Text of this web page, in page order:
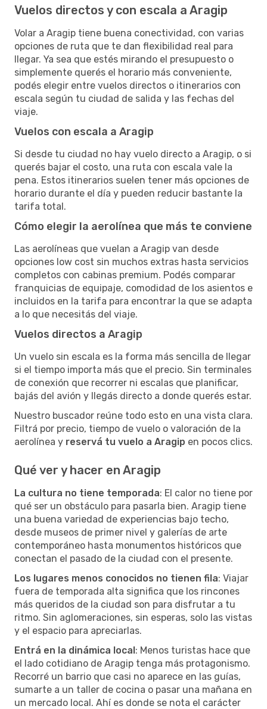
Vuelos directos y con escala a Aragip
Volar a Aragip tiene buena conectividad, con varias
opciones de ruta que te dan flexibilidad real para
llegar. Ya sea que estés mirando el presupuesto o
simplemente querés el horario más conveniente,
podés elegir entre vuelos directos o itinerarios con
escala según tu ciudad de salida y las fechas del
viaje.
Vuelos con escala a Aragip
Si desde tu ciudad no hay vuelo directo a Aragip, o si
querés bajar el costo, una ruta con escala vale la
pena. Estos itinerarios suelen tener más opciones de
horario durante el día y pueden reducir bastante la
tarifa total.
Cómo elegir la aerolínea que más te conviene
Las aerolíneas que vuelan a Aragip van desde
opciones low cost sin muchos extras hasta servicios
completos con cabinas premium. Podés comparar
franquicias de equipaje, comodidad de los asientos e
incluidos en la tarifa para encontrar la que se adapta
a lo que necesitás del viaje.
Vuelos directos a Aragip
Un vuelo sin escala es la forma más sencilla de llegar
si el tiempo importa más que el precio. Sin terminales
de conexión que recorrer ni escalas que planificar,
bajás del avión y llegás directo a donde querés estar.
Nuestro buscador reúne todo esto en una vista clara.
Filtrá por precio, tiempo de vuelo o valoración de la
aerolínea y reservá tu vuelo a Aragip en pocos clics.
Qué ver y hacer en Aragip
La cultura no tiene temporada: El calor no tiene por
qué ser un obstáculo para pasarla bien. Aragip tiene
una buena variedad de experiencias bajo techo,
desde museos de primer nivel y galerías de arte
contemporáneo hasta monumentos históricos que
conectan el pasado de la ciudad con el presente.
Los lugares menos conocidos no tienen fila: Viajar
fuera de temporada alta significa que los rincones
más queridos de la ciudad son para disfrutar a tu
ritmo. Sin aglomeraciones, sin esperas, solo las vistas
y el espacio para apreciarlas.
Entrá en la dinámica local: Menos turistas hace que
el lado cotidiano de Aragip tenga más protagonismo.
Recorré un barrio que casi no aparece en las guías,
sumarte a un taller de cocina o pasar una mañana en
un mercado local. Ahí es donde se nota el carácter